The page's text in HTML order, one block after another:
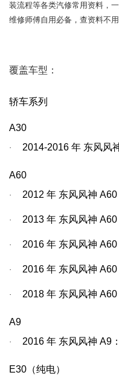
装流程等各类汽修常用资料，
维修师傅自用必备，查资料不
覆盖车型：
轿车系列
A30
· 2014-2016 年 东风风
A60
· 2012 年 东风风神 A60
· 2013 年 东风风神 A60
· 2016 年 东风风神 A60
· 2016 年 东风风神 A60
· 2018 年 东风风神 A60
A9
· 2016 年 东风风神 A9
E30 （纯电）